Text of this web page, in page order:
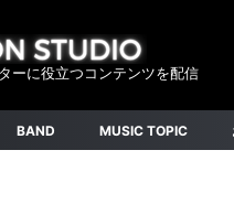
ーに役立つコンテンツを配信
BAND MUSIC TOPIC